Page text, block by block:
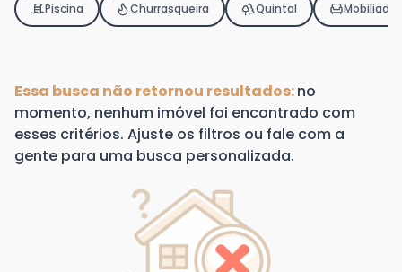
Piscina Churrasqueira Quintal Mobiliado
Essa busca não retornou resultados:no
momento, nenhum imóvel foi encontrado com
esses critérios. Ajuste os filtros ou fale com a
gente para uma busca personalizada.